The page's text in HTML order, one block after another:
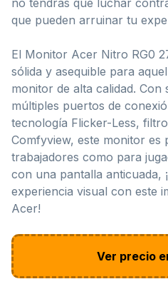
que pueden arruinar tu
El Monitor Acer Nitro RG0
sólida y asequible para
monitor de alta calidad.
múltiples puertos de
tecnología Flicker-Less,
Comfyview, este monitor es
trabajadores como para
con una pantalla anticuada,
experiencia visual con este
Acer!
Ver precio